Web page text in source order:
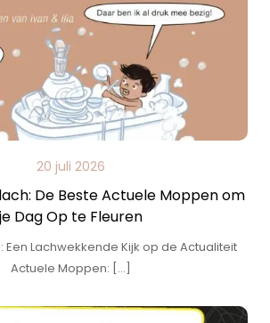
20 juli 2026
De Beste Actuele Moppen om
je Dag Op te Fleuren
Lachwekkende Kijk op de Actualiteit
Actuele Moppen: […]